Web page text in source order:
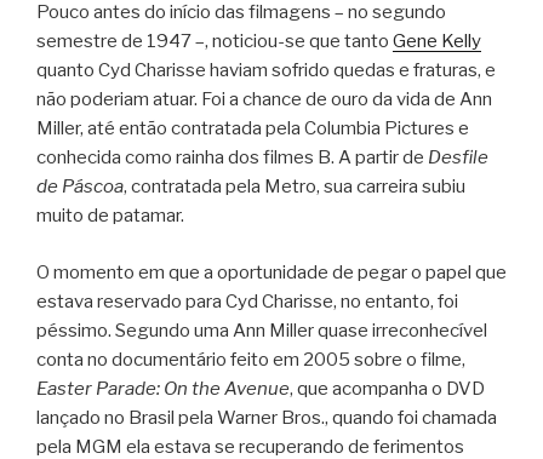
Pouco antes do início das filmagens – no segundo
semestre de 1947 –, noticiou-se que tanto Gene Kelly
quanto Cyd Charisse haviam sofrido quedas e fraturas, e
não poderiam atuar. Foi a chance de ouro da vida de Ann
Miller, até então contratada pela Columbia Pictures e
conhecida como rainha dos filmes B. A partir de Desfile
de Páscoa, contratada pela Metro, sua carreira subiu
muito de patamar.
O momento em que a oportunidade de pegar o papel que
estava reservado para Cyd Charisse, no entanto, foi
péssimo. Segundo uma Ann Miller quase irreconhecível
conta no documentário feito em 2005 sobre o filme,
Easter Parade: On the Avenue, que acompanha o DVD
lançado no Brasil pela Warner Bros., quando foi chamada
pela MGM ela estava se recuperando de ferimentos